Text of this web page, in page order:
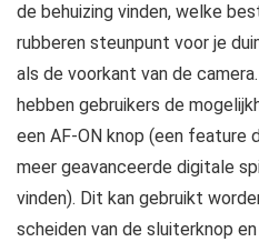
de behuizing vinden, welke
rubberen steunpunt voor je
als de voorkant van de
hebben gebruikers de
een AF-ON knop (een feature
meer geavanceerde digitale
vinden). Dit kan gebruikt
scheiden van de sluiterknop